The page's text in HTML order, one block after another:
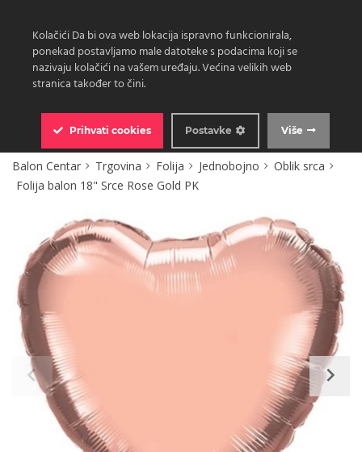
Balon Centar Trgovina Folija Jednobojno
Oblik srca
Folija balon 18" Srce Rose Gold PK
Kolačići Da bi ova web lokacija ispravno funkcionirala,
ponekad postavljamo male datoteke s podacima koji se
nazivaju kolačići na vašem uređaju. Većina velikih web
stranica također to čini.
Prihvati cookies Više
Postavke